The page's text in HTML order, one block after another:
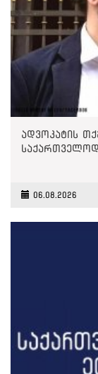
ადვოკატის
06.08.2026